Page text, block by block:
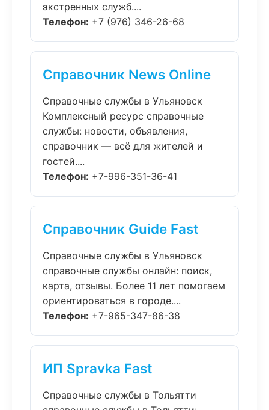
экстренных служб....
Телефон: +7 (976) 346-26-68
Справочник News Online
Справочные службы в Ульяновск
Комплексный ресурс справочные
службы: новости, объявления,
справочник — всё для жителей и
гостей....
Телефон: +7-996-351-36-41
Справочник Guide Fast
Справочные службы в Ульяновск
справочные службы онлайн: поиск,
карта, отзывы. Более 11 лет помогаем
ориентироваться в городе....
Телефон: +7-965-347-86-38
ИП Spravka Fast
Справочные службы в Тольятти